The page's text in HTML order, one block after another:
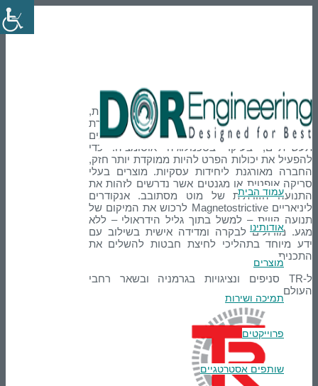
עמוד הבית
אודותינו
מוצרים
תמיכה ושירות
פרוייקטים
שותפים אסטרטגיים
TR Electronic
TR-electronic מייצרת מערכות מדידה דיגיטאליות,
זוויתיות והעתקה. TR-אלקטרונית מפתחת, מייצרת
ומוכרת חיישנים ומפעילים עבור יישומים
תעשייתיים, בעיקר בטכנולוגיה אוטומציה. כדי
להפעיל את יכולות הפרט להיות ממוקדת יותר חזק,
החברה מאורגנת ליחידות עסקיות. מוצרים בעלי
סריקה אופטית או מגנטים אשר נדרשים לזהות את
התנועה הזוויתית של מוט מסתובב. אנקודרים
ליניאריים Magnetostrictive לרכוש את המיקום של
תנועה קווית – למשל בתוך גליל הידראולי – ללא
מגע. מודולים לבקרה ומדידה אישית בשילוב עם
ידע מיוחד בתהליכי לחיצת חבטות להשלים את
התכנית.
ל-TR סניפים ונציגויות בגרמניה ובשאר רחבי
העולם.